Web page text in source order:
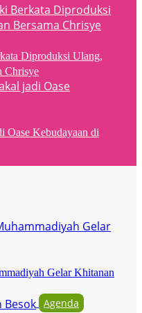
Diproduksi Ulang,
Chrisye
Oase Kebudayaan di
Gelar Khitanan
Agenda